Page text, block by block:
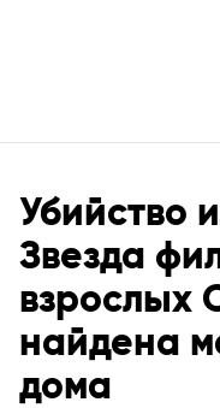
Убийство
Звезда
взрослых
найдена
дома